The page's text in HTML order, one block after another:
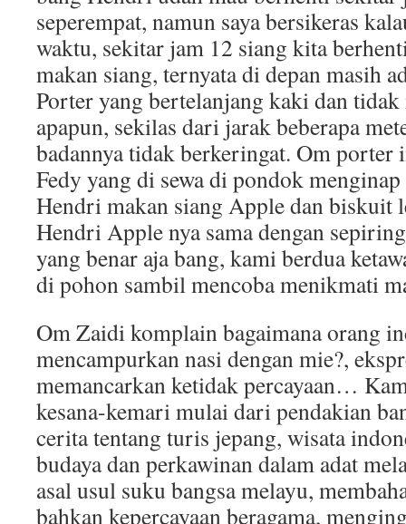
seperempat, namun saya bersikeras
waktu, sekitar jam 12 siang kita
makan siang, ternyata di depan masih
Porter yang bertelanjang kaki dan
apapun, sekilas dari jarak beberapa
badannya tidak berkeringat. Om porter
Fedy yang di sewa di pondok
Hendri makan siang Apple dan biskuit
Hendri Apple nya sama dengan
yang benar aja bang, kami berdua
di pohon sambil mencoba menikmati
Om Zaidi komplain bagaimana orang
mencampurkan nasi dengan mie?,
memancarkan ketidak percayaan…
kesana-kemari mulai dari pendakian
cerita tentang turis jepang, wisata
budaya dan perkawinan dalam adat
asal usul suku bangsa melayu,
bahkan kepercayaan beragama,